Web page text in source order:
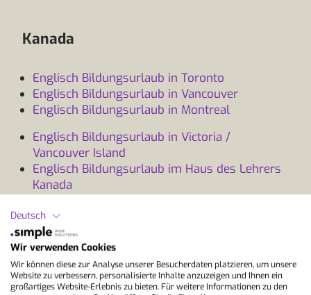
Kanada
Englisch Bildungsurlaub in Toronto
Englisch Bildungsurlaub in Vancouver
Englisch Bildungsurlaub in Montreal
Englisch Bildungsurlaub in Victoria /
Vancouver Island
Englisch Bildungsurlaub im Haus des Lehrers
Kanada
Australien
Englisch Bildungsurlaub in Brisbane
Englisch Bildungsurlaub in Byron Bay
Deutsch
Wir verwenden Cookies
Wir können diese zur Analyse unserer Besucherdaten platzieren, um unsere
Website zu verbessern, personalisierte Inhalte anzuzeigen und Ihnen ein
großartiges Website-Erlebnis zu bieten. Für weitere Informationen zu den